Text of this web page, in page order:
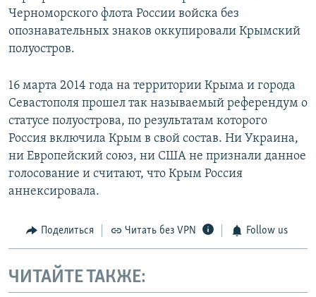
Черноморского флота России войска без
опознавательных знаков оккупировали Крымский
полуостров.
16 марта 2014 года на территории Крыма и города
Севастополя прошел так называемый референдум о
статусе полуострова, по результатам которого
Россия включила Крым в свой состав. Ни Украина,
ни Европейский союз, ни США не признали данное
голосование и считают, что Крым Россия
аннексировала.
Поделиться Читать без VPN Follow us
ЧИТАЙТЕ ТАКЖЕ: